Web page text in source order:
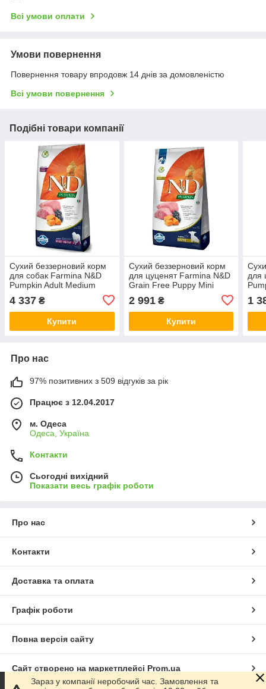
Всі умови оплати
Умови повернення
Повернення товару впродовж 14 днів за домовленістю
Всі умови повернення
Подібні товари компанії
Сухий беззерновий корм
для собак Farmina N&D
Pumpkin Adult Medium
чорниця, 12 кг
4 337 ₴
Купити
Сухий беззерновий корм
для цуценят Farmina N&D
Grain Free Puppy Mini
2 991₴
Купити
для
1
Про нас
97% позитивних з 509 відгуків за рік
Працює з 12.04.2017
м. Одеса
Одеса, Україна
Контакти
Сьогодні вихідний
Показати весь графік роботи
Про нас
Контакти
Доставка та оплата
Графік роботи
Повна версія сайту
Сайт створено на маркетплейсі Prom.ua
Зараз у компанії неробочий час. Замовлення та